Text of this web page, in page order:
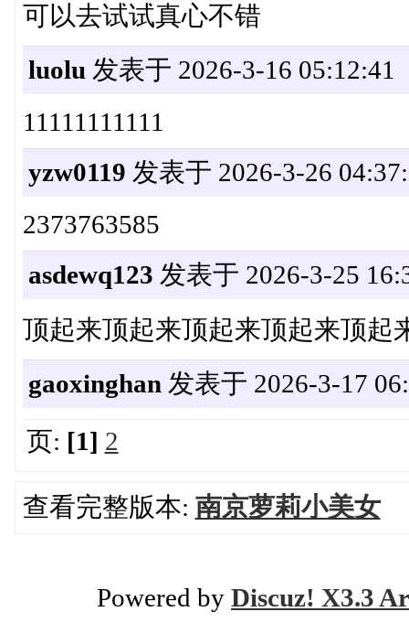
可以去试试真心不错
luolu 发表于 2026-3-16 05:12:41
11111111111
yzw0119 发表于 2026-3-26
2373763585
asdewq123 发表于 2026-3-25
顶起来顶起来顶起来顶起来顶起
gaoxinghan 发表于 2026-3-17
页: [1] 2
查看完整版本: 南京萝莉小美女
Powered by Discuz! X3.3